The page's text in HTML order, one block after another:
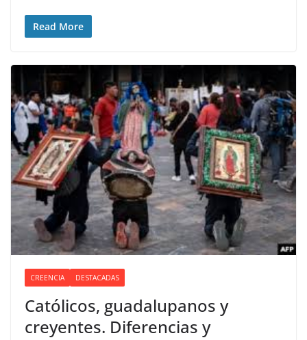
Read More
CREENCIA DESTACADAS
Católicos, guadalupanos y
creyentes. Diferencias y